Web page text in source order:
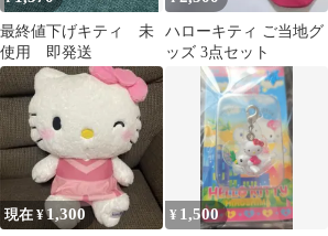
最終値下げキティ 未
使用 即発送
ハローキティ ご当地グ
ッズ 3点セット
現在 ¥1,300 ¥ 1,500